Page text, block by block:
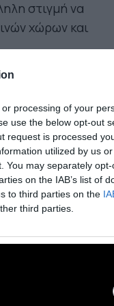
processing of your
use the below opt-out
request is processed
utilized by us
You may separately
on the IAB’s list of
to third parties on the
third parties.
στιγμή να
χώρων και
φίλο,
ο εγχώριος
Ιταλούς.
θα
των
να